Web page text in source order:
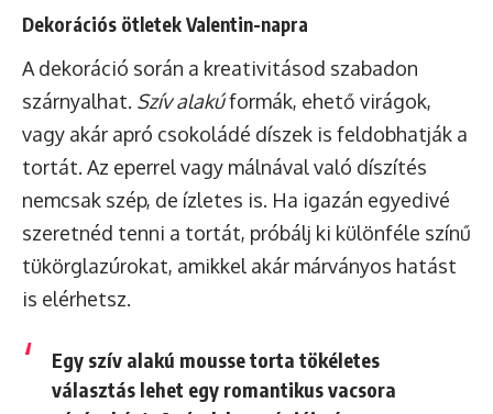
Dekorációs ötletek Valentin-napra
A dekoráció során a kreativitásod szabadon
szárnyalhat. Szív alakúformák, ehető virágok,
vagy akár apró csokoládé díszek is feldobhatják a
tortát. Az eperrel vagy málnával való díszítés
nemcsak szép, de ízletes is. Ha igazán egyedivé
szeretnéd tenni a tortát, próbálj ki különféle színű
tükörglazúrokat, amikkel akár márványos hatást
is elérhetsz.
Egy szív alakú mousse torta tökéletes
választás lehet egy romantikus vacsora